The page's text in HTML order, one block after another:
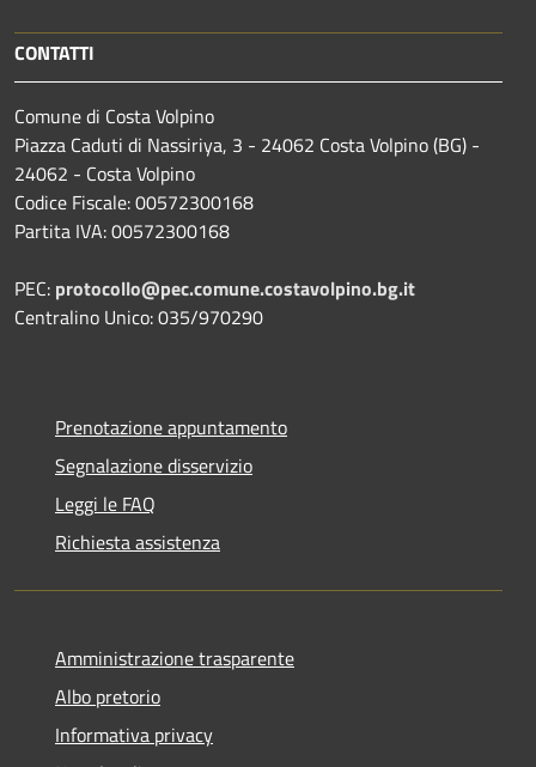
CONTATTI
Comune di Costa Volpino
Piazza Caduti di Nassiriya, 3 - 24062 Costa Volpino (BG) -
24062 - Costa Volpino
Codice Fiscale: 00572300168
Partita IVA: 00572300168
PEC: protocollo@pec.comune.costavolpino.bg.it
Centralino Unico: 035/970290
Prenotazione appuntamento
Segnalazione disservizio
Leggi le FAQ
Richiesta assistenza
Amministrazione trasparente
Albo pretorio
Informativa privacy